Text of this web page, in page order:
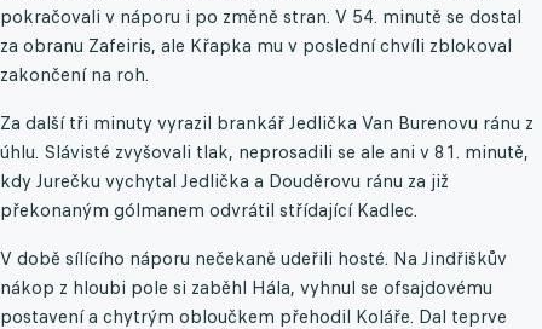
pokračovali v náporu i po změně stran. V 54. minutě se dostal
za obranu Zafeiris, ale Křapka mu v poslední chvíli zblokoval
zakončení na roh.
Za další tři minuty vyrazil brankář Jedlička Van Burenovu ránu z
úhlu. Slávisté zvyšovali tlak, neprosadili se ale ani v 81. minutě,
kdy Jurečku vychytal Jedlička a Douděrovu ránu za již
překonaným gólmanem odvrátil střídající Kadlec.
V době sílícího náporu nečekaně udeřili hosté. Na Jindřiškův
nákop z hloubi pole si zaběhl Hála, vyhnul se ofsajdovému
postavení a chytrým obloučkem přehodil Koláře. Dal teprve